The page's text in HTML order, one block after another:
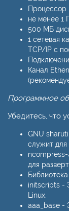
Процессор
не менее 1
500 МБ
1 сетевая
TCP/IP с
Канал
Программное
Убедитесь, что
GNU
служит для
ncompress-
для
initscripts -
Linux.
aaa_base -